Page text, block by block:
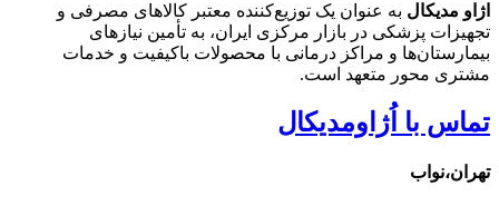
اژاو مدیکال به عنوان یک توزیع‌کننده معتبر کالاهای مصرفی و
تجهیزات پزشکی در بازار مرکزی ایران، به تأمین نیازهای
بیمارستان‌ها و مراکز درمانی با محصولات باکیفیت و خدمات
مشتری محور متعهد است.
تماس با اُژاومدیکال
تهران،نواب